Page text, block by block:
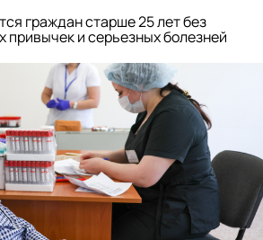
граждан старше 25 лет без
привычек и серьезных болезней